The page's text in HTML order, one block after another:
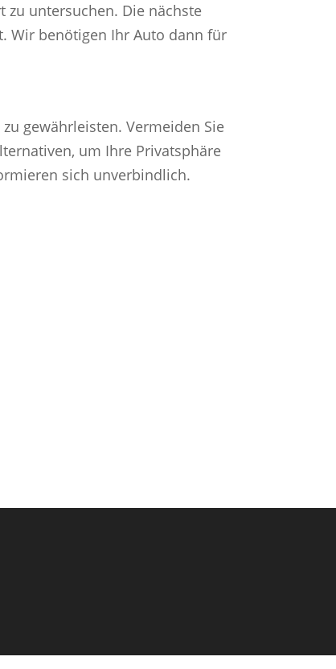
zu untersuchen. Die nächste
Wir benötigen Ihr Auto dann für
zu gewährleisten. Vermeiden Sie
um Ihre Privatsphäre
sich unverbindlich.